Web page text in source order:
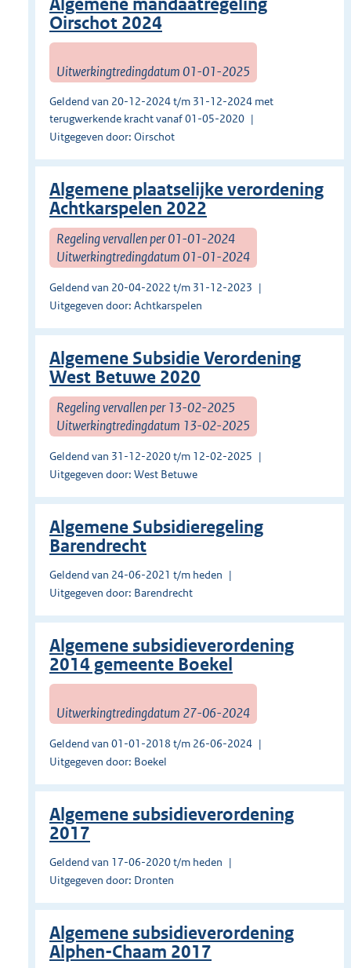
Algemene mandaatregeling
Oirschot 2024
Uitwerkingtredingdatum 01-01-2025
Geldend van 20-12-2024 t/m 31-12-2024 met
terugwerkende kracht vanaf 01-05-2020
Uitgegeven door: Oirschot
Algemene plaatselijke verordening
Achtkarspelen 2022
Regeling vervallen per 01-01-2024
Uitwerkingtredingdatum 01-01-2024
Geldend van 20-04-2022 t/m 31-12-2023
Uitgegeven door: Achtkarspelen
Algemene Subsidie Verordening
West Betuwe 2020
Regeling vervallen per 13-02-2025
Uitwerkingtredingdatum 13-02-2025
Geldend van 31-12-2020 t/m 12-02-2025
Uitgegeven door: West Betuwe
Algemene Subsidieregeling
Barendrecht
Geldend van 24-06-2021 t/m heden
Uitgegeven door: Barendrecht
Algemene subsidieverordening
2014 gemeente Boekel
Uitwerkingtredingdatum 27-06-2024
Geldend van 01-01-2018 t/m 26-06-2024
Uitgegeven door: Boekel
Algemene subsidieverordening
2017
Geldend van 17-06-2020 t/m heden
Uitgegeven door: Dronten
Algemene subsidieverordening
Alphen-Chaam 2017